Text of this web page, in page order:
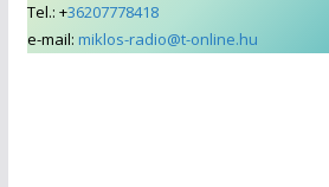
Tel.: +36207778418
e-mail: miklos-radio@t-online.hu